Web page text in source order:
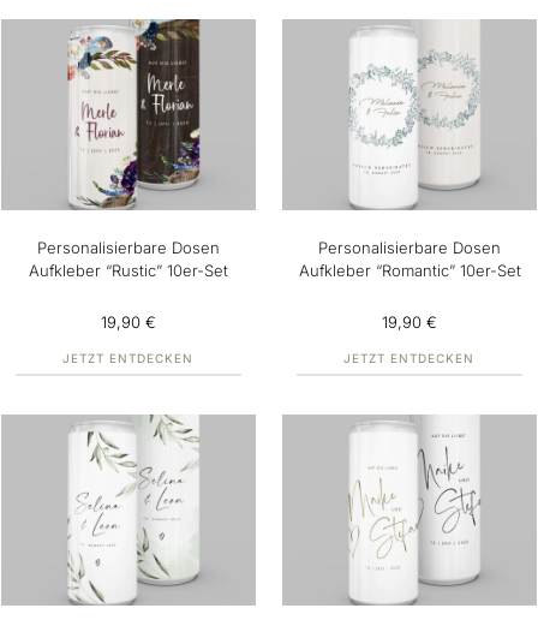
Personalisierbare Dosen
Aufkleber “Rustic” 10er-Set
19,90 €
JETZT ENTDECKEN
Personalisierbare Dosen
Aufkleber “Romantic” 10er-Set
19,90 €
JETZT ENTDECKEN